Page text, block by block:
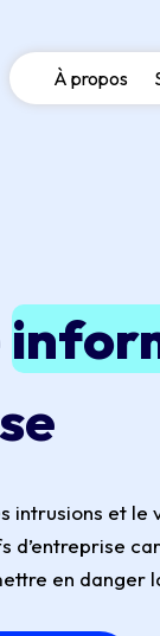
À propos
intrusions et
d’entreprise
en danger